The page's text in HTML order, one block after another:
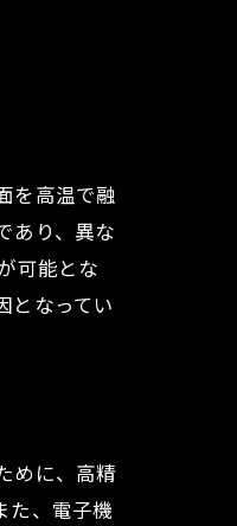
を高温で融
あり、異な
可能とな
となってい
めに、高精
た、電子機